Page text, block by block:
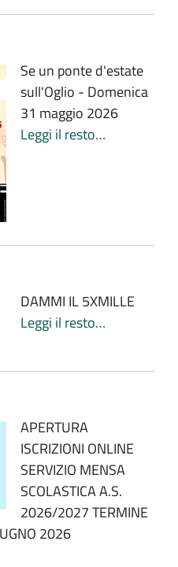
Se un ponte d'estate
sull'Oglio - Domenica
31 maggio 2026
Leggi il resto…
DAMMI IL 5XMILLE
Leggi il resto…
APERTURA
ISCRIZIONI ONLINE
SERVIZIO MENSA
SCOLASTICA A.S.
2026/2027 TERMINE
2026